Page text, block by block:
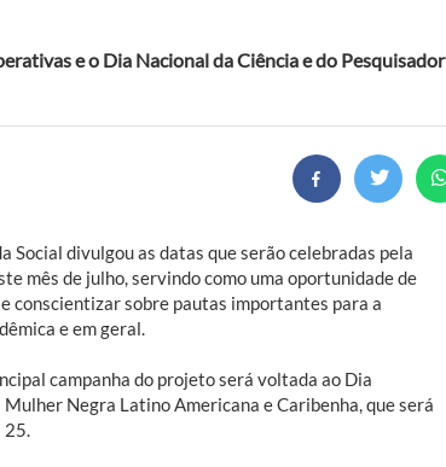
e o Dia Nacional da Ciência e do Pesquisador
Social divulgou as datas que serão celebradas pela
mês de julho, servindo como uma oportunidade de
conscientizar sobre pautas importantes para a
e em geral.
campanha do projeto será voltada ao Dia
Negra Latino Americana e Caribenha, que será